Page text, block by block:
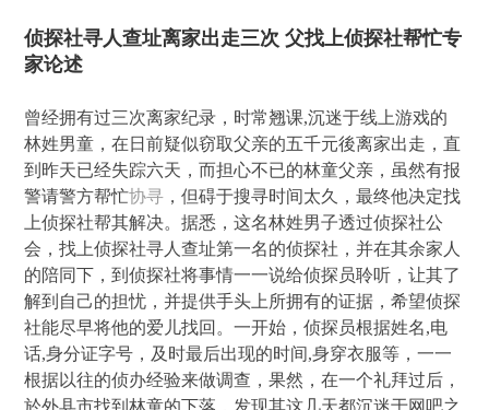
侦探社寻人查址离家出走三次 父找上侦探社帮忙专
家论述
曾经拥有过三次离家纪录，时常翘课,沉迷于线上游戏的
林姓男童，在日前疑似窃取父亲的五千元後离家出走，直
到昨天已经失踪六天，而担心不已的林童父亲，虽然有报
警请警方帮忙协寻 ，但碍于搜寻时间太久，最终他决定找
上侦探社帮其解决。据悉，这名林姓男子透过侦探社公
会，找上侦探社寻人查址第一名的侦探社，并在其余家人
的陪同下，到侦探社将事情一一说给侦探员聆听，让其了
解到自己的担忧，并提供手头上所拥有的证据，希望侦探
社能尽早将他的爱儿找回。一开始，侦探员根据姓名,电
话,身分证字号，及时最后出现的时间,身穿衣服等，一一
根据以往的侦办经验来做调查，果然，在一个礼拜过后，
於外县市找到林童的下落，发现其这几天都沉迷于网吧之